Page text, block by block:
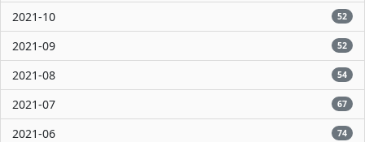
2021-10 52
2021-09 52
2021-08 54
2021-07 67
2021-06 74